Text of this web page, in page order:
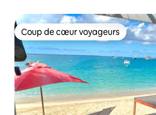
Coup de cœur voyageurs
Coup de cœur voyageurs